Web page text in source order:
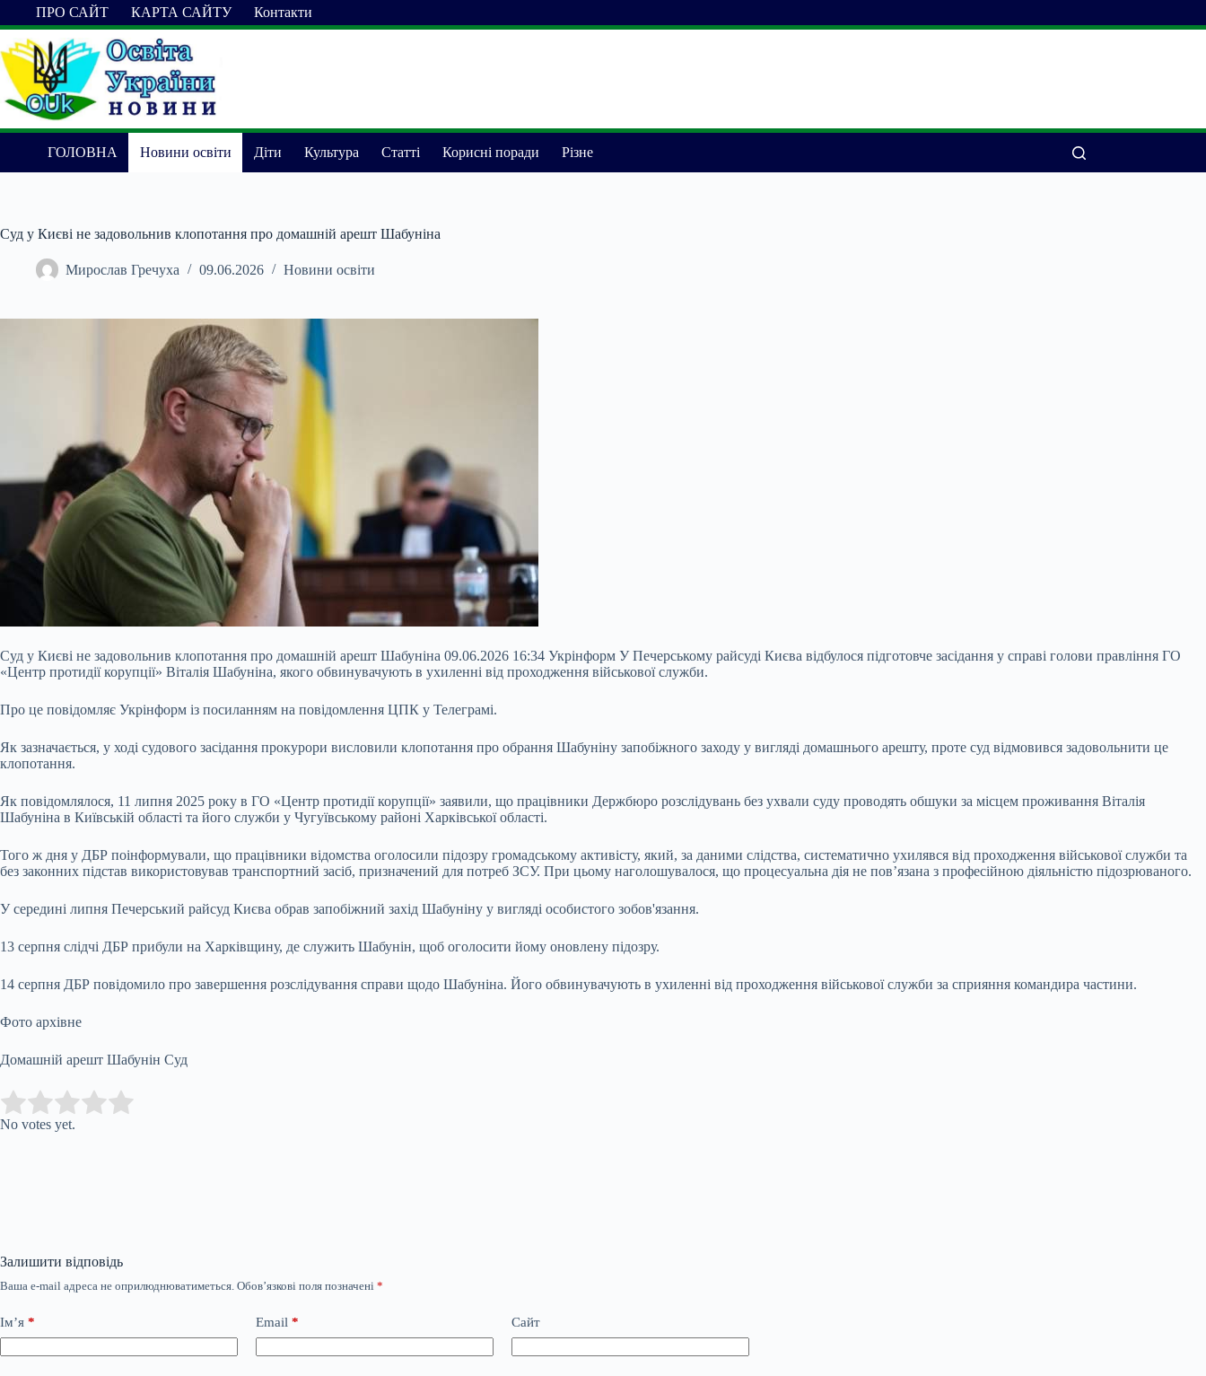
Перейти
до
вмісту
ПРО САЙТ КАРТА САЙТУ Контакти
ГОЛОВНА Новини освіти Діти Культура Статті Корисні поради Різне
Суд у Києві не задовольнив клопотання про домашній арешт Шабуніна
Мирослав Гречуха 09.06.2026 Новини освіти
Суд у Києві не задовольнив клопотання про домашній арешт Шабуніна 09.06.2026 16:34 Укрінформ У Печерському райсуді Києва відбулося підготовче засідання у справі голови правління ГО
«Центр протидії корупції» Віталія Шабуніна, якого обвинувачують в ухиленні від проходження військової служби.
Про це повідомляє Укрінформ із посиланням на повідомлення ЦПК у Телеграмі.
Як зазначається, у ході судового засідання прокурори висловили клопотання про обрання Шабуніну запобіжного заходу у вигляді домашнього арешту, проте суд відмовився задовольнити це
клопотання.
Як повідомлялося, 11 липня 2025 року в ГО «Центр протидії корупції» заявили, що працівники Держбюро розслідувань без ухвали суду проводять обшуки за місцем проживання Віталія
Шабуніна в Київській області та його служби у Чугуївському районі Харківської області.
Того ж дня у ДБР поінформували, що працівники відомства оголосили підозру громадському активісту, який, за даними слідства, систематично ухилявся від проходження військової служби та
без законних підстав використовував транспортний засіб, призначений для потреб ЗСУ. При цьому наголошувалося, що процесуальна дія не повʼязана з професійною діяльністю підозрюваного.
У середині липня Печерський райсуд Києва обрав запобіжний захід Шабуніну у вигляді особистого зобов'язання.
13 серпня слідчі ДБР прибули на Харківщину, де служить Шабунін, щоб оголосити йому оновлену підозру.
14 серпня ДБР повідомило про завершення розслідування справи щодо Шабуніна. Його обвинувачують в ухиленні від проходження військової служби за сприяння командира частини.
Фото архівне
Домашній арешт Шабунін Суд
Rate this item:
No votes yet.
Залишити відповідь
Ваша e-mail адреса не оприлюднюватиметься. Обов’язкові поля позначені *
Ім’я * Email * Сайт